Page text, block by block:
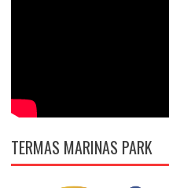
TERMAS MARINAS PARK